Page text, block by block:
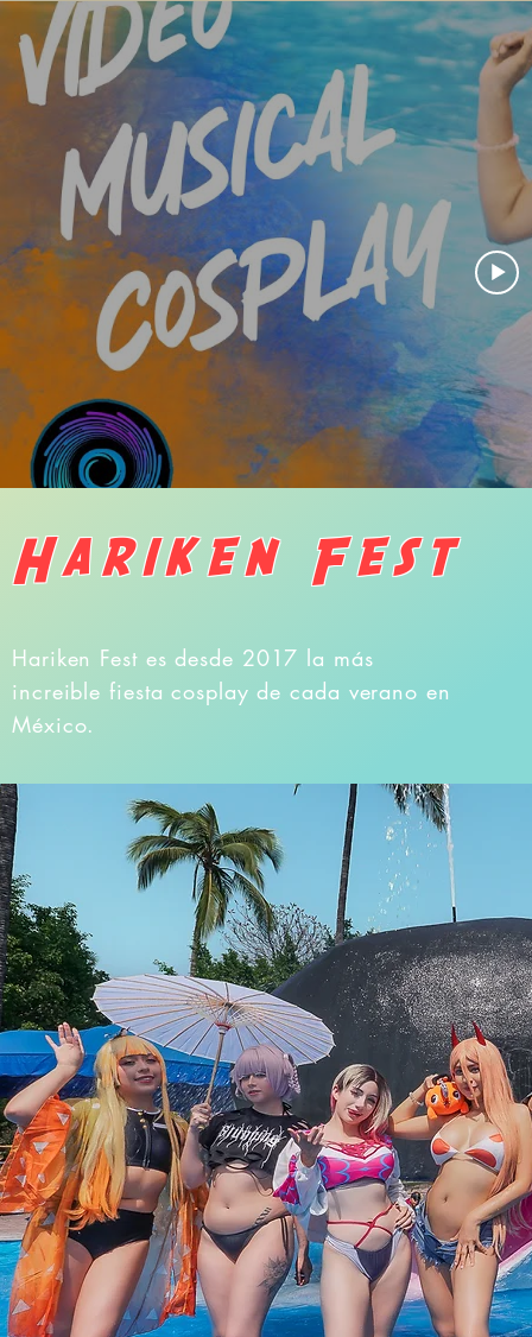
Hariken Fest
Hariken Fest es desde 2017 la más
increible fiesta cosplay de cada verano en
México.